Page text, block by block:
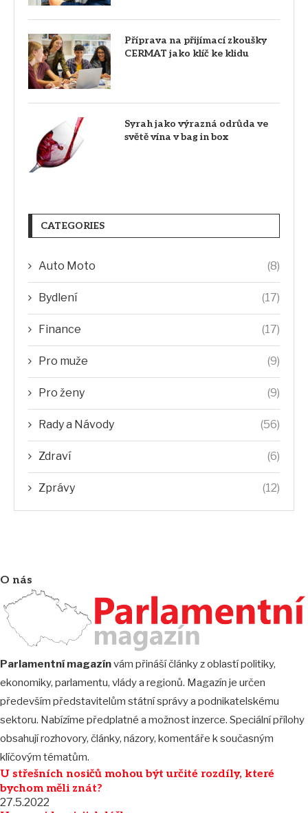
Příprava na přijímací zkoušky
CERMAT jako klíč ke klidu
Syrah jako výrazná odrůda ve
světě vína v bag in box
CATEGORIES
Auto Moto (8)
Bydlení (17)
Finance (17)
Pro muže (9)
Pro ženy (9)
Rady a Návody (56)
Zdraví (6)
Zprávy (12)
O nás
Parlamentní magazínvám přináší články z oblastí politiky,
ekonomiky, parlamentu, vlády a regionů. Magazín je určen
především představitelům státní správy a podnikatelskému
sektoru. Nabízíme předplatné a možnost inzerce. Speciální přílohy
obsahují rozhovory, články, názory, komentáře k současným
klíčovým tématům.
U střešních nosičů mohou být určité rozdíly, které
bychom měli znát?
27.5.2022